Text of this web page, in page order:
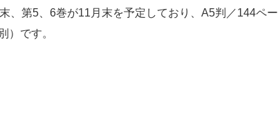
、第5、6巻が11月末を予定しており、A5判／144ペー
）です。